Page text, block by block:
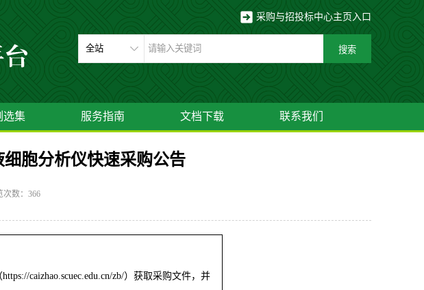
采购与招投标中心主页入口
选集 服务指南 文档下载 联系我们
胞分析仪快速采购公告
数： 366
caizhao.scuec.edu.cn/zb/）获取采购文件，并